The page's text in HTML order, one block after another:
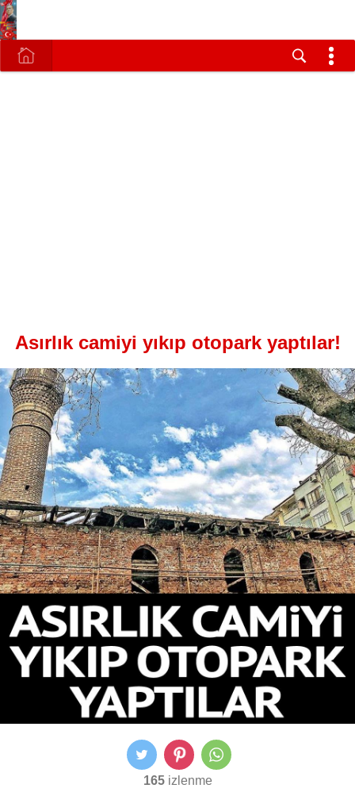
Asırlık camiyi yıkıp otopark yaptılar!
165izlenme